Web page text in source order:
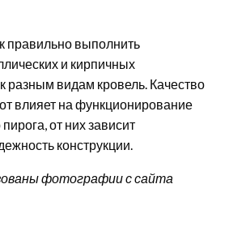
правильно выполнить
и кирпичных
разным видам кровель. Качество
влияет на функционирование
от них зависит
конструкции.
фотографии с сайта